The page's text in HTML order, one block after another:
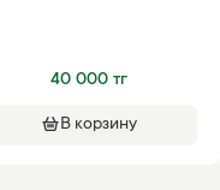
40 000 тг
В корзину